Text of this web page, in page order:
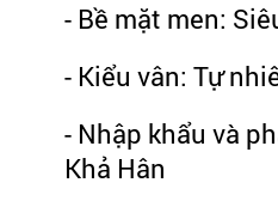
- Bề mặt men:
- Kiểu vân: Tự
- Nhập khẩu và
Khả Hân